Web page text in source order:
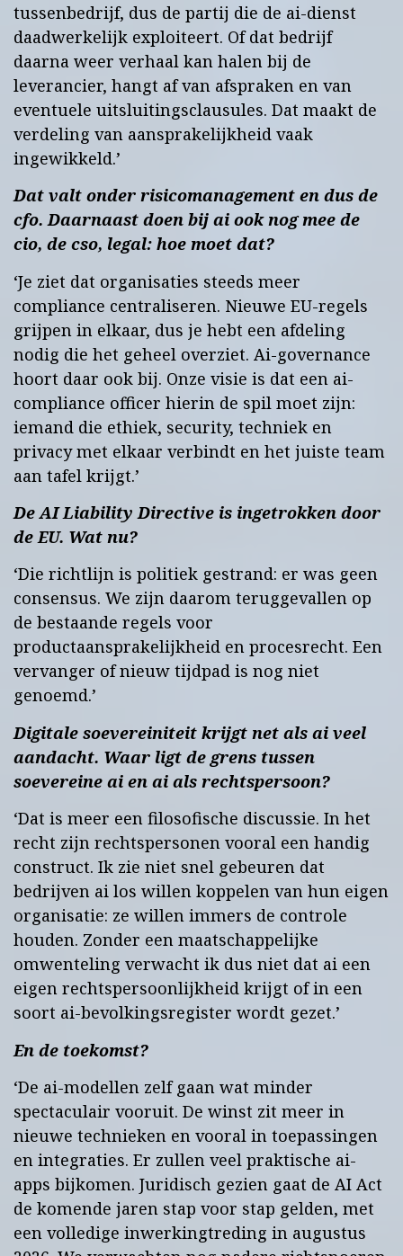
tussenbedrijf, dus de partij die de ai-dienst
daadwerkelijk exploiteert. Of dat bedrijf
daarna weer verhaal kan halen bij de
leverancier, hangt af van afspraken en van
eventuele uitsluitingsclausules. Dat maakt de
verdeling van aansprakelijkheid vaak
ingewikkeld.’
Dat valt onder risicomanagement en dus de
cfo. Daarnaast doen bij ai ook nog mee de
cio, de cso, legal: hoe moet dat?
‘Je ziet dat organisaties steeds meer
compliance centraliseren. Nieuwe EU-regels
grijpen in elkaar, dus je hebt een afdeling
nodig die het geheel overziet. Ai-governance
hoort daar ook bij. Onze visie is dat een ai-
compliance officer hierin de spil moet zijn:
iemand die ethiek, security, techniek en
privacy met elkaar verbindt en het juiste team
aan tafel krijgt.’
De AI Liability Directive is ingetrokken door
de EU. Wat nu?
‘Die richtlijn is politiek gestrand: er was geen
consensus. We zijn daarom teruggevallen op
de bestaande regels voor
productaansprakelijkheid en procesrecht. Een
vervanger of nieuw tijdpad is nog niet
genoemd.’
Digitale soevereiniteit krijgt net als ai veel
aandacht. Waar ligt de grens tussen
soevereine ai en ai als rechtspersoon?
‘Dat is meer een filosofische discussie. In het
recht zijn rechtspersonen vooral een handig
construct. Ik zie niet snel gebeuren dat
bedrijven ai los willen koppelen van hun eigen
organisatie: ze willen immers de controle
houden. Zonder een maatschappelijke
omwenteling verwacht ik dus niet dat ai een
eigen rechtspersoonlijkheid krijgt of in een
soort ai-bevolkingsregister wordt gezet.’
En de toekomst?
‘De ai-modellen zelf gaan wat minder
spectaculair vooruit. De winst zit meer in
nieuwe technieken en vooral in toepassingen
en integraties. Er zullen veel praktische ai-
apps bijkomen. Juridisch gezien gaat de AI Act
de komende jaren stap voor stap gelden, met
een volledige inwerkingtreding in augustus